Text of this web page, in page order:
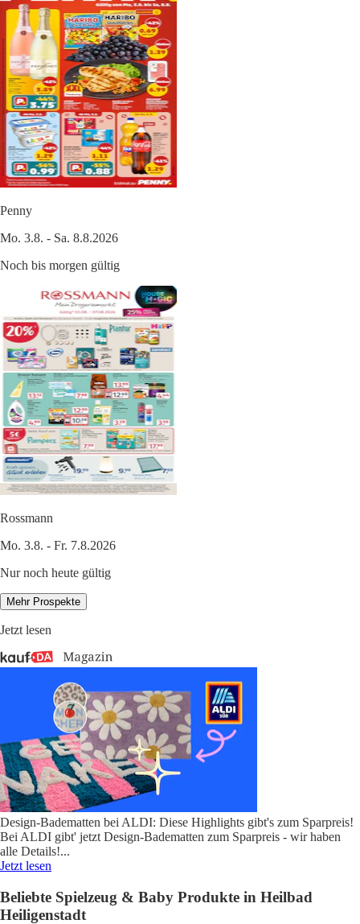
Penny
Mo. 3.8. - Sa. 8.8.2026
Noch bis morgen gültig
Rossmann
Mo. 3.8. - Fr. 7.8.2026
Nur noch heute gültig
Mehr Prospekte
Jetzt lesen
Design-Badematten bei ALDI: Diese Highlights gibt's zum Sparpreis!
Bei ALDI gibt' jetzt Design-Badematten zum Sparpreis - wir haben
alle Details!...
Jetzt lesen
Beliebte Spielzeug & Baby Produkte in Heilbad
Heiligenstadt